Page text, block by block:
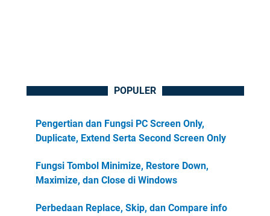
POPULER
Pengertian dan Fungsi PC Screen Only,
Duplicate, Extend Serta Second Screen Only
Fungsi Tombol Minimize, Restore Down,
Maximize, dan Close di Windows
Perbedaan Replace, Skip, dan Compare info